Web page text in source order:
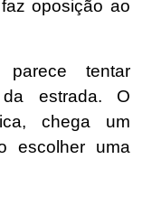
oposição ao
parece tentar
estrada. O
chega um
escolher uma